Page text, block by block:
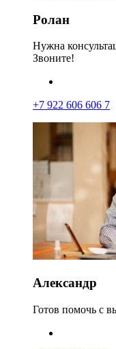
Ролан
Нужна
Звоните!
+7 922 606 606 7
Александр
Готов помочь с